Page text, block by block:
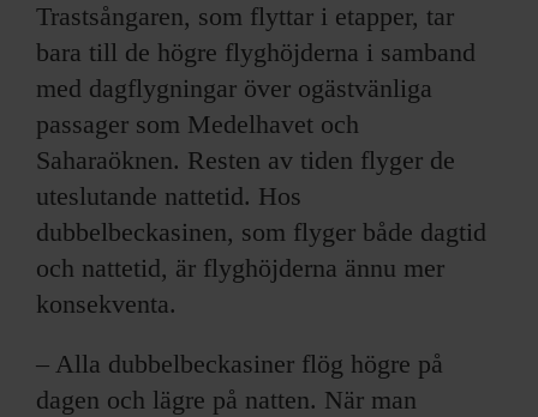
Trastsångaren, som flyttar i etapper, tar
bara till de högre flyghöjderna i samband
med dagflygningar över ogästvänliga
passager som Medelhavet och
Saharaöknen. Resten av tiden flyger de
uteslutande nattetid. Hos
dubbelbeckasinen, som flyger både dagtid
och nattetid, är flyghöjderna ännu mer
konsekventa.
– Alla dubbelbeckasiner flög högre på
dagen och lägre på natten. När man